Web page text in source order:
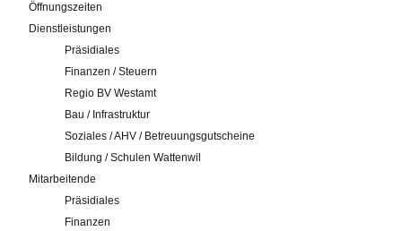
Öffnungszeiten
Dienstleistungen
Präsidiales
Finanzen / Steuern
Regio BV Westamt
Bau / Infrastruktur
Soziales / AHV / Betreuungsgutscheine
Bildung / Schulen Wattenwil
Mitarbeitende
Präsidiales
Finanzen